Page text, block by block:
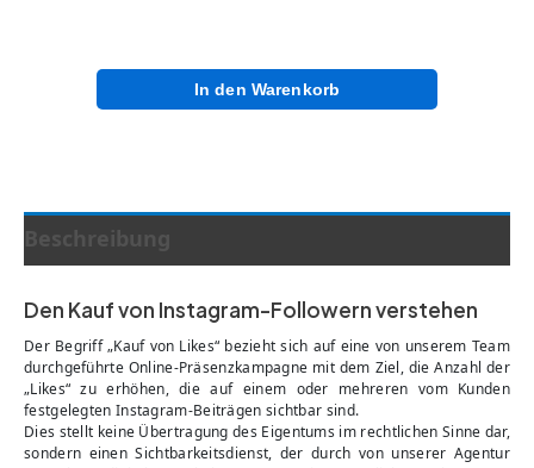
In den Warenkorb
Beschreibung
Den Kauf von Instagram-Followern verstehen
Der Begriff „Kauf von Likes“ bezieht sich auf eine von unserem Team
durchgeführte Online-Präsenzkampagne mit dem Ziel, die Anzahl der
„Likes“ zu erhöhen, die auf einem oder mehreren vom Kunden
festgelegten Instagram-Beiträgen sichtbar sind.
Dies stellt keine Übertragung des Eigentums im rechtlichen Sinne dar,
sondern einen Sichtbarkeitsdienst, der durch von unserer Agentur